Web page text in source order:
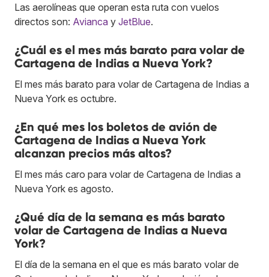
Las aerolíneas que operan esta ruta con vuelos
directos son: Avianca y JetBlue.
¿Cuál es el mes más barato para volar de
Cartagena de Indias a Nueva York?
El mes más barato para volar de Cartagena de Indias a
Nueva York es octubre.
¿En qué mes los boletos de avión de
Cartagena de Indias a Nueva York
alcanzan precios más altos?
El mes más caro para volar de Cartagena de Indias a
Nueva York es agosto.
¿Qué día de la semana es más barato
volar de Cartagena de Indias a Nueva
York?
El día de la semana en el que es más barato volar de